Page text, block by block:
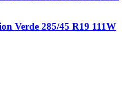
Verde 285/45 R19 111W